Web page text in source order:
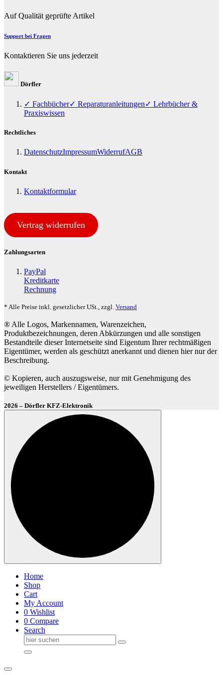
Auf Qualität geprüfte Artikel
Support bei Fragen
Kontaktieren Sie uns jederzeit
Dörfler
✓ Fachbücher✓ Reparaturanleitungen✓ Lehrbücher &
Praxiswissen
Rechtliches
DatenschutzImpressumWiderrufAGB
Kontakt
Kontaktformular
Vertrag widerrufen
Zahlungsarten
PayPal
Kreditkarte
Rechnung
* Alle Preise inkl. gesetzlicher USt., zzgl. Versand
® Alle Logos, Markennamen, Warenzeichen,
Produktbezeichnungen, deren Abkürzungen und alle sonstigen
Bestandteile dieser Internetseite sind Eigentum Ihrer rechtmäßigen
Eigentümer, werden als geschützt anerkannt und dienen hier nur der
Beschreibung.
© Kopieren, auch auszugsweise, nur mit Genehmigung des
jeweiligen Herstellers / Eigentümers.
2026 – Dörfler KFZ-Elektronik
Home
Shop
Cart
My Account
0 Wishlist
0 Compare
Search
Suche
nach: